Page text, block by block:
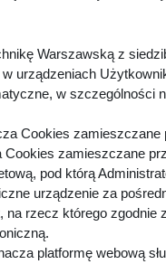
Warszawską z
urządzeniach
w szczególności
Cookies zamieszczane
Cookies zamieszczane
pod którą
urządzenie za
na rzecz którego zgodnie
platformę webową